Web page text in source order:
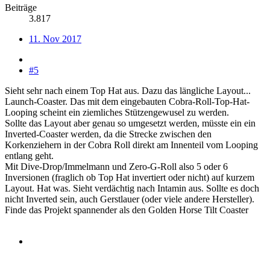
Beiträge
3.817
11. Nov 2017
#5
Sieht sehr nach einem Top Hat aus. Dazu das längliche Layout...
Launch-Coaster. Das mit dem eingebauten Cobra-Roll-Top-Hat-
Looping scheint ein ziemliches Stützengewusel zu werden.
Sollte das Layout aber genau so umgesetzt werden, müsste ein ein
Inverted-Coaster werden, da die Strecke zwischen den
Korkenziehern in der Cobra Roll direkt am Innenteil vom Looping
entlang geht.
Mit Dive-Drop/Immelmann und Zero-G-Roll also 5 oder 6
Inversionen (fraglich ob Top Hat invertiert oder nicht) auf kurzem
Layout. Hat was. Sieht verdächtig nach Intamin aus. Sollte es doch
nicht Inverted sein, auch Gerstlauer (oder viele andere Hersteller).
Finde das Projekt spannender als den Golden Horse Tilt Coaster